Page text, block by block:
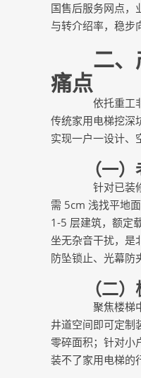
国售后服务网点，
与转介绍率，稳步
二、产
痛点
依托重工非
传统家用电梯挖深
实现一户一设计、
（一）老
针对已装修
需 5cm 浅找平地
1-5 层建筑，额定
坐无杂音干扰，是
防坠锁止、光幕防
（二）极
聚焦楼梯中
井道空间即可定制
零碎面积；针对小
装不了家用电梯的